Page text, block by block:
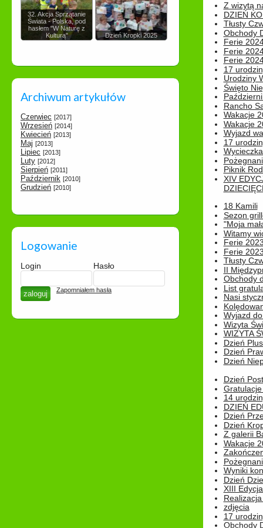
32. Akcja Sprzątanie
Świata - Polska, pod
hasłem "W Naturę z
Kulturą"
Dzień Kropki 2025
Archiwum artykułów
Czerwiec [2017]
Wrzesień [2014]
Kwiecień [2013]
Maj [2013]
Lipiec [2013]
Luty [2012]
Sierpień [2011]
Październik [2010]
Grudzień [2010]
Logowanie
Login Hasło
Zapomniałem hasła
Z wizytą
DZIEŃ
Tłusty
Obchody
Ferie
Ferie
Ferie
17
Urodziny
Święto
Rancho
Wakacje
Wakacje
Wyjazd
17
Piknik
XIV
18 Kamili
Sezon
"Moja
Witamy
Ferie
Ferie
Tłusty
II
Obchody
List
Nasi
Wyjazd
Wizyta
WIZYTA
Dzień
Dzień
Dzień
Dzień
14
DZIEŃ
Dzień
Dzień
Z galerii
Wakacje
Wyniki
Dzień
XIII
zdjęcia
17
Obchody